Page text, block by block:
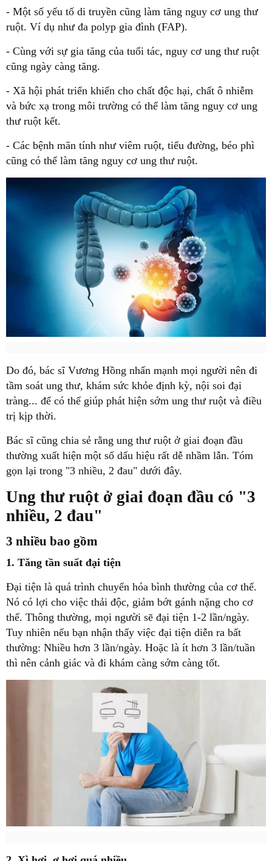
- Một số yếu tố di truyền cũng làm tăng nguy cơ ung thư
ruột. Ví dụ như đa polyp gia đình (FAP).
- Cùng với sự gia tăng của tuổi tác, nguy cơ ung thư ruột
cũng ngày càng tăng.
- Xã hội phát triển khiến cho chất độc hại, chất ô nhiễm
và bức xạ trong môi trường có thể làm tăng nguy cơ ung
thư ruột kết.
- Các bệnh mãn tính như viêm ruột, tiểu đường, béo phì
cũng có thể làm tăng nguy cơ ung thư ruột.
Do đó, bác sĩ Vương Hồng nhấn mạnh mọi người nên đi
tầm soát ung thư, khám sức khỏe định kỳ, nội soi đại
tràng... để có thể giúp phát hiện sớm ung thư ruột và điều
trị kịp thời.
Bác sĩ cũng chia sẻ rằng ung thư ruột ở giai đoạn đầu
thường xuất hiện một số dấu hiệu rất dễ nhầm lẫn. Tóm
gọn lại trong "3 nhiều, 2 đau" dưới đây.
Ung thư ruột ở giai đoạn đầu có "3
nhiều, 2 đau"
3 nhiều bao gồm
1. Tăng tần suất đại tiện
Đại tiện là quá trình chuyển hóa bình thường của cơ thể.
Nó có lợi cho việc thải độc, giảm bớt gánh nặng cho cơ
thể. Thông thường, mọi người sẽ đại tiện 1-2 lần/ngày.
Tuy nhiên nếu bạn nhận thấy việc đại tiện diễn ra bất
thường: Nhiều hơn 3 lần/ngày. Hoặc là ít hơn 3 lần/tuần
thì nên cảnh giác và đi khám càng sớm càng tốt.